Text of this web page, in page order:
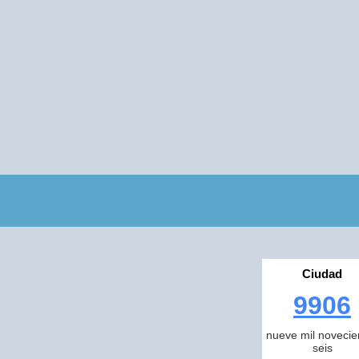
Ciudad
9906
nueve mil
seis